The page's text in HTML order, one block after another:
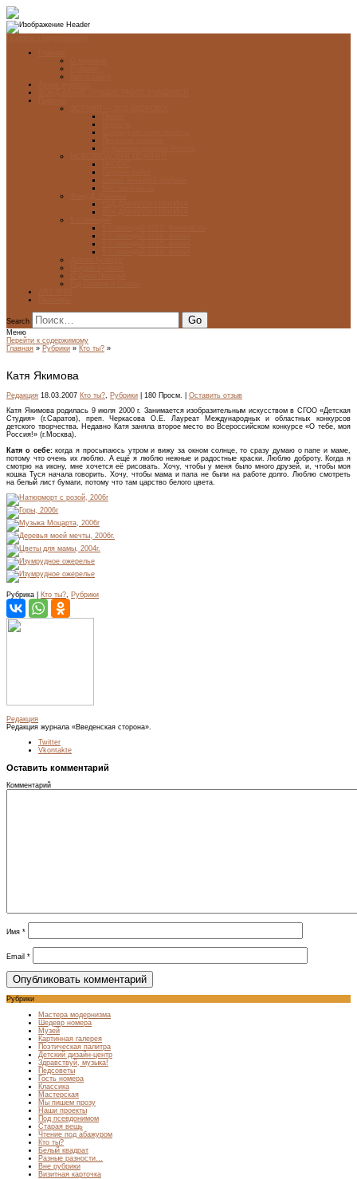
Search
Меню
Перейти к содержимому
Главная » Рубрики » Кто ты? »
Катя Якимова
Редакция 18.03.2007 Кто ты?, Рубрики | 180 Просм. | Оставить отзыв
Катя Якимова родилась 9 июля 2000 г. Занимается изобразительным искусством в СГОО «Детская
Студия» (г.Саратов), преп. Черкасова О.Е. Лауреат Международных и областных конкурсов
детского творчества. Недавно Катя заняла второе место во Всероссийском конкурсе «О тебе, моя
Россия!» (г.Москва).
Катя о себе:когда я просыпаюсь утром и вижу за окном солнце, то сразу думаю о папе и маме,
потому что очень их люблю. А ещё я люблю нежные и радостные краски. Люблю доброту. Когда я
смотрю на икону, мне хочется её рисовать. Хочу, чтобы у меня было много друзей, и, чтобы моя
кошка Туся начала говорить. Хочу, чтобы мама и папа не были на работе долго. Люблю смотреть
на белый лист бумаги, потому что там царство белого цвета.
Рубрика | Кто ты?, Рубрики
Редакция
Редакция журнала «Введенская сторона».
Twitter
Vkontakte
Оставить комментарий
Комментарий
Имя *
Email *
Рубрики
Мастера модернизма
Шедевр номера
Музей
Картинная галерея
Поэтическая палитра
Детский дизайн-центр
Здравствуй, музыка!
Педсоветы
Гость номера
Классика
Мастерская
Мы пишем прозу
Наши проекты
Под псевдонимом
Старая вещь
Чтение под абажуром
Кто ты?
Белый квадрат
Разные разности…
Вне рубрики
Визитная карточка